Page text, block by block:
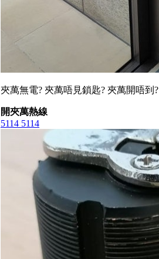
夾萬無電? 夾萬唔見鎖匙? 夾萬開唔到?
開夾萬熱線
5114 5114